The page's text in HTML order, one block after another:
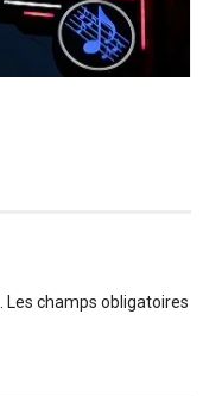
Les champs obligatoires